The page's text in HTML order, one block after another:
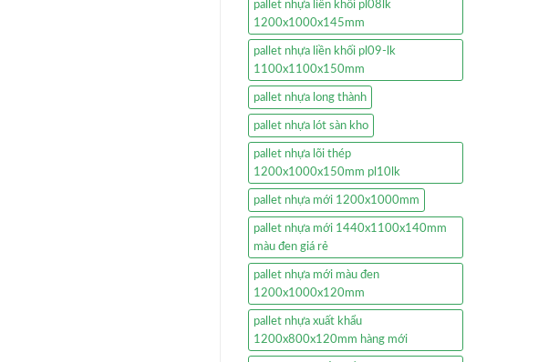
pallet nhựa liền khối pl08lk
1200x1000x145mm
pallet nhựa liền khối pl09-lk
1100x1100x150mm
pallet nhựa long thành
pallet nhựa lót sàn kho
pallet nhựa lõi thép
1200x1000x150mm pl10lk
pallet nhựa mới 1200x1000mm
pallet nhựa mới 1440x1100x140mm
màu đen giá rẻ
pallet nhựa mới màu đen
1200x1000x120mm
pallet nhựa xuất khẩu
1200x800x120mm hàng mới